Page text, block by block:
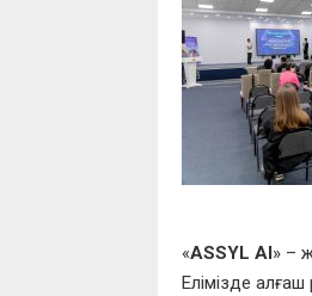
«ASSYL AI» –
Елімізде